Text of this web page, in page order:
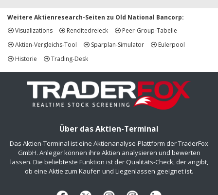
Weitere Aktienresearch-Seiten zu Old National Bancorp:
Visualizations
Renditedreieck
Peer-Group-Tabelle
Aktien-Vergleichs-Tool
Sparplan-Simulator
Eulerpool
Historie
Trading-Desk
Über das Aktien-Terminal
Das Aktien-Terminal ist eine Aktienanalyse-Plattform der TraderFox
GmbH. Anleger können ihre Aktien analysieren und bewerten
lassen. Die beliebteste Funktion ist der Qualitäts-Check, der angibt,
ob eine Aktie zum Kaufen und Liegenlassen geeignet ist.